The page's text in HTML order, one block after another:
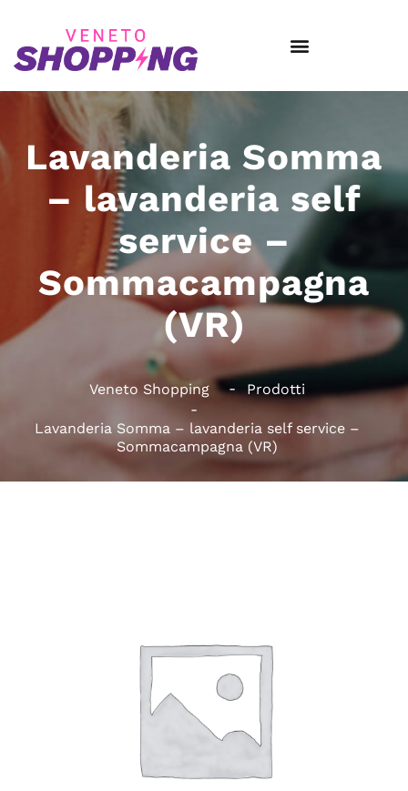
Lavanderia Somma
– lavanderia self
service –
Sommacampagna
(VR)
Veneto Shopping Prodotti
Lavanderia Somma – lavanderia self service –
Sommacampagna (VR)